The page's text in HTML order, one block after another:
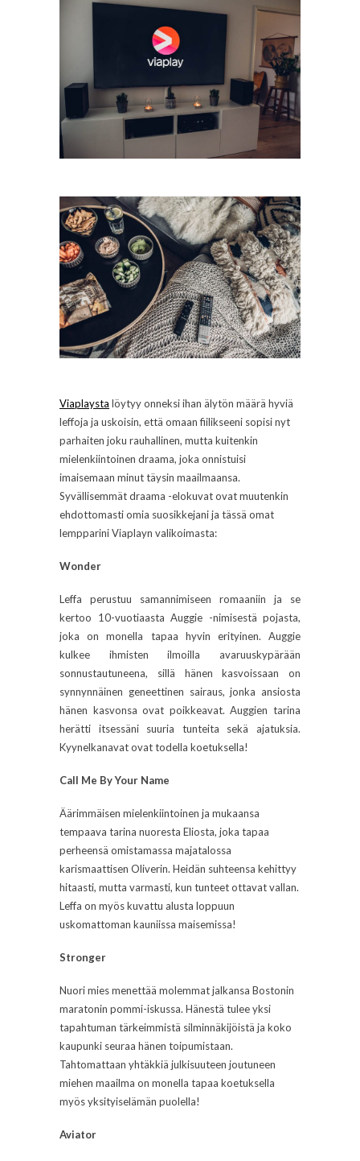
Viaplaysta löytyy onneksi ihan älytön määrä hyviä
leffoja ja uskoisin, että omaan fiilikseeni sopisi nyt
parhaiten joku rauhallinen, mutta kuitenkin
mielenkiintoinen draama, joka onnistuisi
imaisemaan minut täysin maailmaansa.
Syvällisemmät draama -elokuvat ovat muutenkin
ehdottomasti omia suosikkejani ja tässä omat
lempparini Viaplayn valikoimasta:
Wonder
Leffa perustuu samannimiseen romaaniin ja se
kertoo 10-vuotiaasta Auggie -nimisestä pojasta,
joka on monella tapaa hyvin erityinen. Auggie
kulkee ihmisten ilmoilla avaruuskypärään
sonnustautuneena, sillä hänen kasvoissaan on
synnynnäinen geneettinen sairaus, jonka ansiosta
hänen kasvonsa ovat poikkeavat. Auggien tarina
herätti itsessäni suuria tunteita sekä ajatuksia.
Kyynelkanavat ovat todella koetuksella!
Call Me By Your Name
Äärimmäisen mielenkiintoinen ja mukaansa
tempaava tarina nuoresta Eliosta, joka tapaa
perheensä omistamassa majatalossa
karismaattisen Oliverin. Heidän suhteensa kehittyy
hitaasti, mutta varmasti, kun tunteet ottavat vallan.
Leffa on myös kuvattu alusta loppuun
uskomattoman kauniissa maisemissa!
Stronger
Nuori mies menettää molemmat jalkansa Bostonin
maratonin pommi-iskussa. Hänestä tulee yksi
tapahtuman tärkeimmistä silminnäkijöistä ja koko
kaupunki seuraa hänen toipumistaan.
Tahtomattaan yhtäkkiä julkisuuteen joutuneen
miehen maailma on monella tapaa koetuksella
myös yksityiselämän puolella!
Aviator